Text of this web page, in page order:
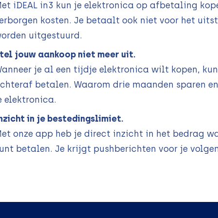
iDEAL in3 kun je elektronica op afbetaling
kosten. Je betaalt ook niet voor het
uitgestuurd.
jouw aankoop niet meer uit.
je al een tijdje elektronica wilt kopen,
betalen. Waarom drie maanden sparen
elektronica.
in je bestedingslimiet.
onze app heb je direct inzicht in het bedrag
betalen. Je krijgt pushberichten voor je